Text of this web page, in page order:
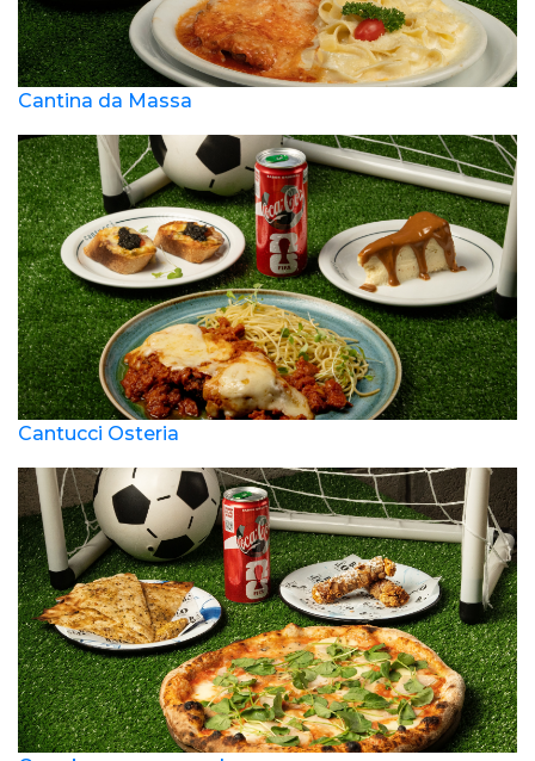
Cantina da Massa
Cantucci Osteria